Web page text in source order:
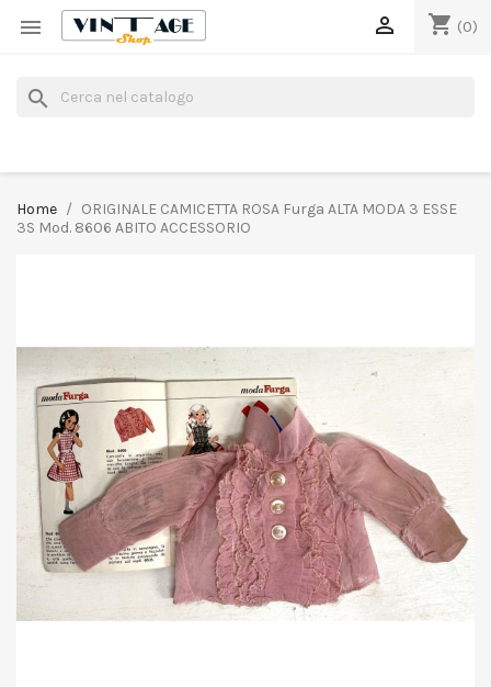
 shopping_cart (0)

search
Home
ORIGINALE CAMICETTA ROSA Furga ALTA MODA 3 ESSE
3S Mod. 8606 ABITO ACCESSORIO